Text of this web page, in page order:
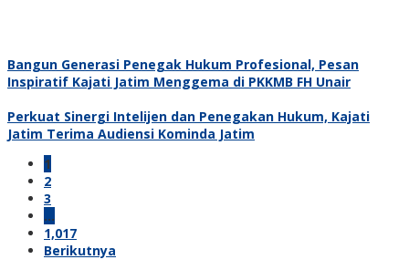
Bangun Generasi Penegak Hukum Profesional, Pesan
Inspiratif Kajati Jatim Menggema di PKKMB FH Unair
Perkuat Sinergi Intelijen dan Penegakan Hukum, Kajati
Jatim Terima Audiensi Kominda Jatim
1
2
3
…
1,017
Berikutnya